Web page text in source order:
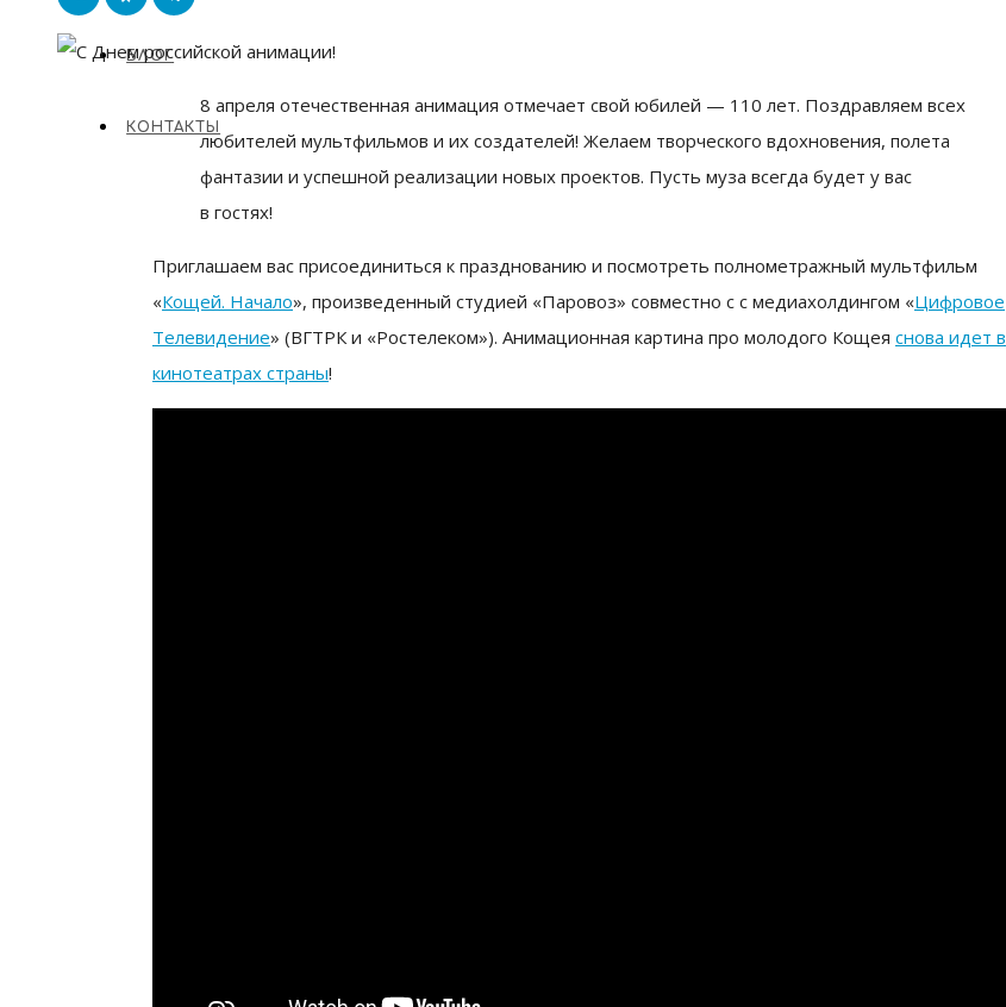
БЛОГ
КОНТАКТЫ
8 апреля отечественная анимация отмечает свой юбилей — 110 лет. Поздравляем всех
любителей мультфильмов и их создателей! Желаем творческого вдохновения, полета
фантазии и успешной реализации новых проектов. Пусть муза всегда будет у вас
в гостях!
Приглашаем вас присоединиться к празднованию и посмотреть полнометражный мультфильм
«Кощей. Начало», произведенный студией «Паровоз» совместно с с медиахолдингом «Цифровое
Телевидение» (ВГТРК и «Ростелеком»). Анимационная картина про молодого Кощея снова идет в
кинотеатрах страны!